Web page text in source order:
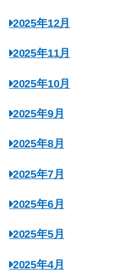
2025年12月
2025年11月
2025年10月
2025年9月
2025年8月
2025年7月
2025年6月
2025年5月
2025年4月